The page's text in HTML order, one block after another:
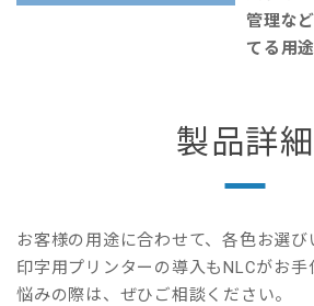
管理な
てる用
製品詳細
お客様の用途に合わせて、各色お選び
印字用プリンターの導入もNLCがお手
悩みの際は、ぜひご相談ください。